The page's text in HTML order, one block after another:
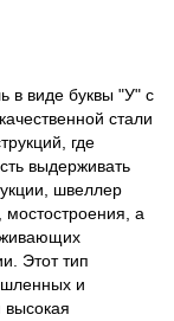
в виде буквы "У" с
стали
где
выдерживать
швеллер
мостостроения, а
Этот тип
и
высокая